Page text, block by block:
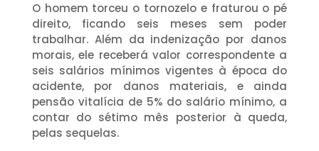
O homem torceu o tornozelo e fraturou o pé
direito, ficando seis meses sem poder
trabalhar. Além da indenização por danos
morais, ele receberá valor correspondente a
seis salários mínimos vigentes à época do
acidente, por danos materiais, e ainda
pensão vitalícia de 5% do salário mínimo, a
contar do sétimo mês posterior à queda,
pelas sequelas.